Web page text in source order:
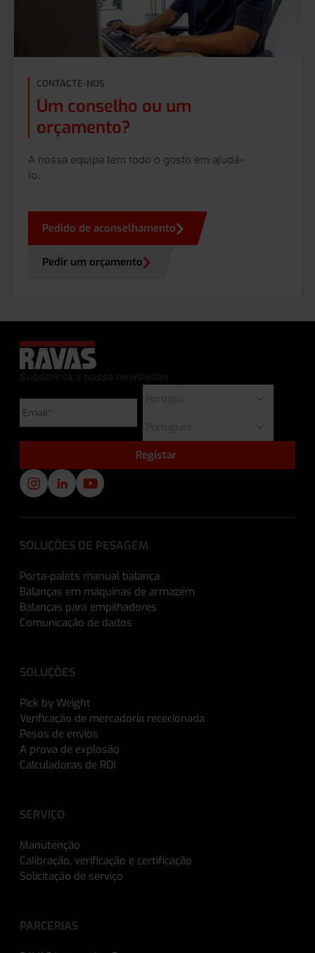
CONTACTE-NOS
Um conselho ou um
orçamento?
A nossa equipa tem todo o gosto em ajudá-
lo.
Pedido de aconselhamento
Pedir um orçamento
Subscreva a nossa newsletter
SOLUÇÕES DE PESAGEM
Porta-palets manual balança
Balanças em máquinas de armazém
Balanças para empilhadores
Comunicação de dados
SOLUÇÕES
Pick by Weight
Verificação de mercadoria rececionada
Pesos de envios
A prova de explosão
Calculadoras de ROI
SERVIÇO
Manutenção
Calibração, verificação e certificação
Solicitação de serviço
PARCERIAS